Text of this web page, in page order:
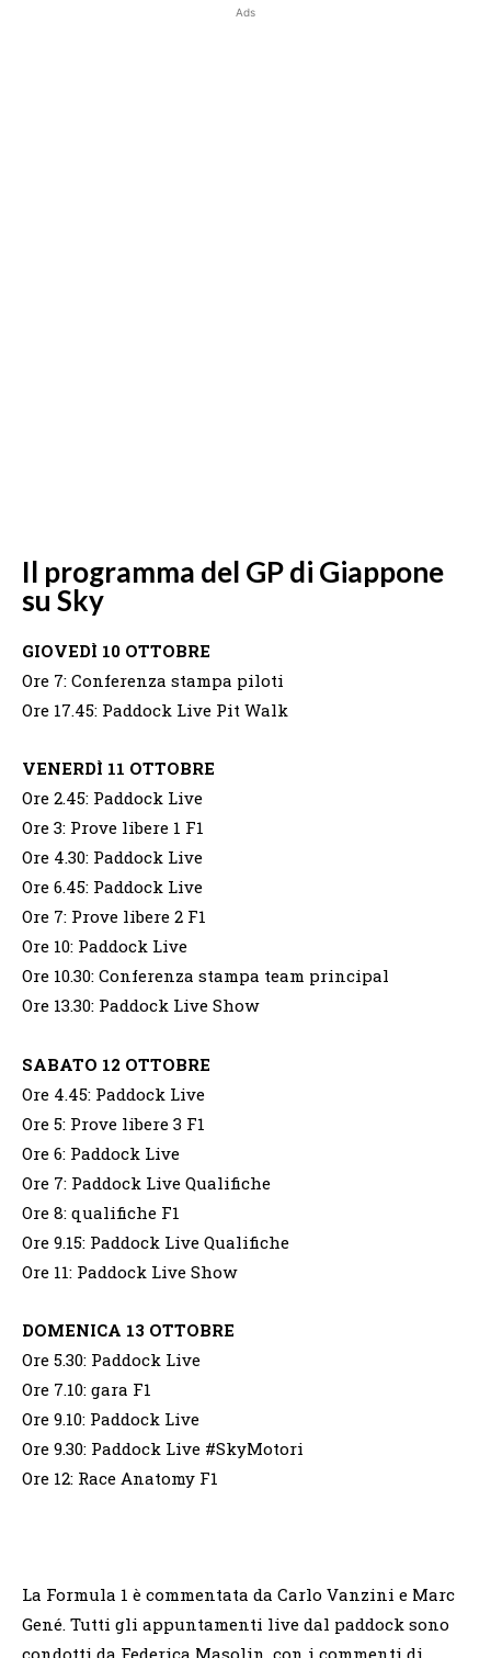
Ads
Il programma del GP di Giappone
su Sky
GIOVEDÌ 10 OTTOBRE
Ore 7: Conferenza stampa piloti
Ore 17.45: Paddock Live Pit Walk
VENERDÌ 11 OTTOBRE
Ore 2.45: Paddock Live
Ore 3: Prove libere 1 F1
Ore 4.30: Paddock Live
Ore 6.45: Paddock Live
Ore 7: Prove libere 2 F1
Ore 10: Paddock Live
Ore 10.30: Conferenza stampa team principal
Ore 13.30: Paddock Live Show
SABATO 12 OTTOBRE
Ore 4.45: Paddock Live
Ore 5: Prove libere 3 F1
Ore 6: Paddock Live
Ore 7: Paddock Live Qualifiche
Ore 8: qualifiche F1
Ore 9.15: Paddock Live Qualifiche
Ore 11: Paddock Live Show
DOMENICA 13 OTTOBRE
Ore 5.30: Paddock Live
Ore 7.10: gara F1
Ore 9.10: Paddock Live
Ore 9.30: Paddock Live #SkyMotori
Ore 12: Race Anatomy F1
La Formula 1 è commentata da Carlo Vanzini e Marc
Gené. Tutti gli appuntamenti live dal paddock sono
condotti da Federica Masolin, con i commenti di